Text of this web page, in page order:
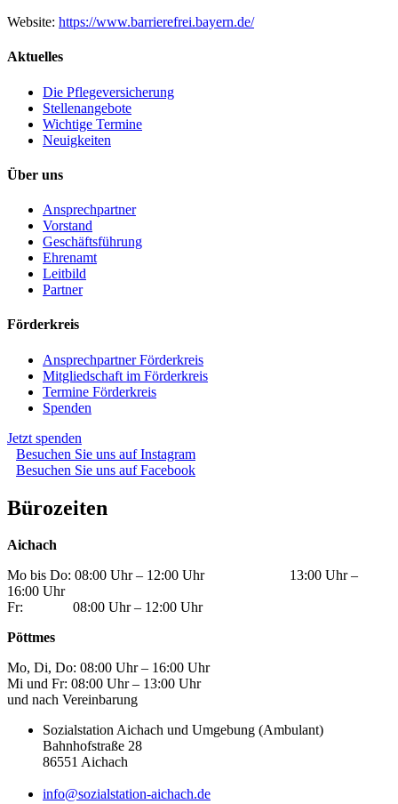
Website: https://www.barrierefrei.bayern.de/
Aktuelles
Die Pflegeversicherung
Stellenangebote
Wichtige Termine
Neuigkeiten
Über uns
Ansprechpartner
Vorstand
Geschäftsführung
Ehrenamt
Leitbild
Partner
Förderkreis
Ansprechpartner Förderkreis
Mitgliedschaft im Förderkreis
Termine Förderkreis
Spenden
Jetzt spenden
Besuchen Sie uns auf Instagram
Besuchen Sie uns auf Facebook
Bürozeiten
Aichach
Mo bis Do: 08:00 Uhr – 12:00 Uhr 13:00 Uhr –
16:00 Uhr
Fr: 08:00 Uhr – 12:00 Uhr
Pöttmes
Mo, Di, Do: 08:00 Uhr – 16:00 Uhr
Mi und Fr: 08:00 Uhr – 13:00 Uhr
und nach Vereinbarung
Sozialstation Aichach und Umgebung (Ambulant)
Bahnhofstraße 28
86551 Aichach
info@sozialstation-aichach.de